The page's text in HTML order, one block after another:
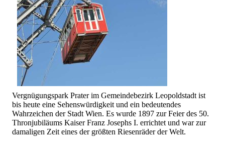
Vergnügungspark Prater im Gemeindebezirk Leopoldstadt ist
bis heute eine Sehenswürdigkeit und ein bedeutendes
Wahrzeichen der Stadt Wien. Es wurde 1897 zur Feier des 50.
Thronjubiläums Kaiser Franz Josephs I. errichtet und war zur
damaligen Zeit eines der größten Riesenräder der Welt.